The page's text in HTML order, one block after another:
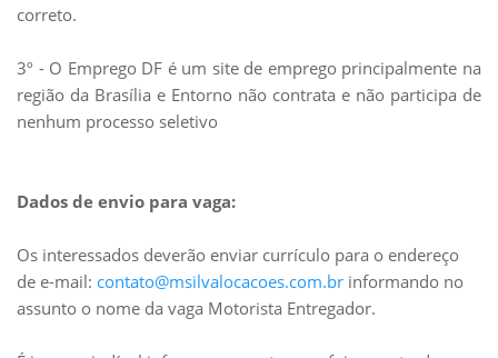
correto.
3º - O Emprego DF é um site de emprego principalmente na
região da Brasília e Entorno não contrata e não participa de
nenhum processo seletivo
Dados de envio para vaga:
Os interessados deverão enviar currículo para o endereço
de e-mail: contato@msilvalocacoes.com.br informando no
assunto o nome da vaga Motorista Entregador.